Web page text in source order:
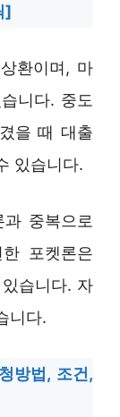
]
환이며, 마
니다. 중도
을 때 대출
있습니다.
중복으로
포켓론은
습니다. 자
니다.
방법, 조건,